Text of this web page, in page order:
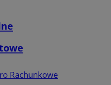
Rachunkowe